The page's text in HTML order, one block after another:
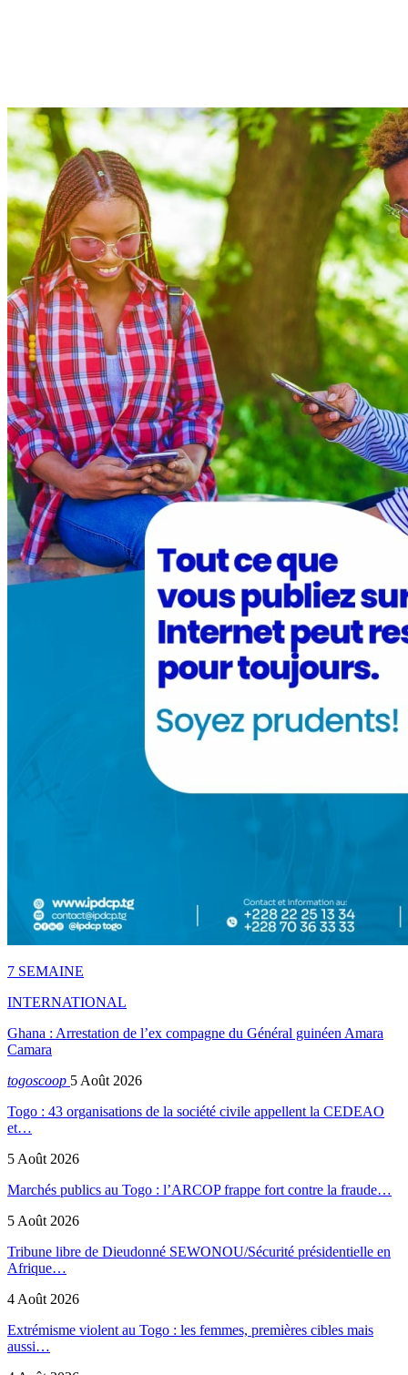
7 SEMAINE
INTERNATIONAL
Ghana : Arrestation de l’ex compagne du Général guinéen Amara
Camara
togoscoop 5 Août 2026
Togo : 43 organisations de la société civile appellent la CEDEAO
et…
5 Août 2026
Marchés publics au Togo : l’ARCOP frappe fort contre la fraude…
5 Août 2026
Tribune libre de Dieudonné SEWONOU/Sécurité présidentielle en
Afrique…
4 Août 2026
Extrémisme violent au Togo : les femmes, premières cibles mais
aussi…